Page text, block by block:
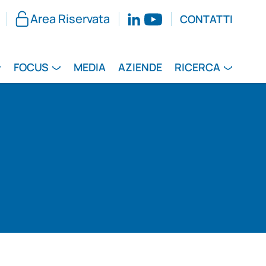
Area Riservata CONTATTI
FOCUS MEDIA AZIENDE RICERCA